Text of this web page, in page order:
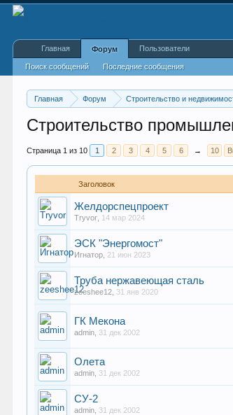
Главная Форум Строительство и
Строительство
Страница 1 из 10 1 2 3 4 5 6 → 10
Заголовок
Желдорспецпроект
Tryvor 14 мар 2024
ЭСК "Энергомост"
Игнатор 21 июн 2023
Труба нержавеющая сталь
zeeshee12 31 янв 2020
ГК Мекона
admin 31 дек 2002
Олета
admin 31 дек 2002
СУ-2
admin 31 дек 2002
Главная Форум
Поиск сообщений Последние сообщения
Пользователи